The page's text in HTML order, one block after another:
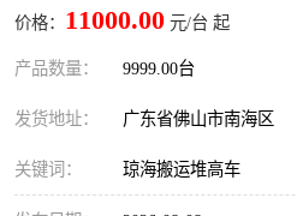
价格： 11000.00 元/台 起
产品数量： 9999.00台
发货地址： 广东省佛山市南海区
关键词： 琼海搬运堆高车